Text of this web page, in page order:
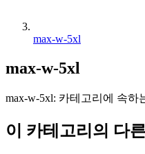
max-w-5xl
max-w-5xl
max-w-5xl: 카테고리에 속하
이 카테고리의 다